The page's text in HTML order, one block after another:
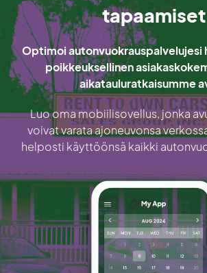
tapaamiset
Optimoi autonvuokrauspalvelujesi
poikkeuksellinen
aikatauluratkaisumme
Luo oma mobiilisovellus, jonka
voivat varata ajoneuvonsa
helposti käyttöönsä kaikki